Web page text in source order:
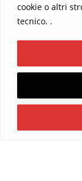
cookie o altri
tecnico. .
Sostieni La Buona
I
Copyright
Powered by